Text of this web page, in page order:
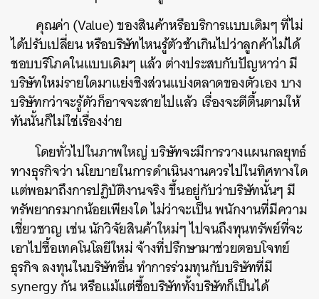
คุณค่า (Value) ของสินค้าหรือบริการแบบเดิมๆ ที่ไม่
ได้ปรับเปลี่ยน หรือบริษัทไหนรู้ตัวช้าเกินไปว่าลูกค้าไม่ได้
ชอบบริโภคในแบบเดิมๆ แล้ว ต่างประสบกับปัญหาว่า มี
บริษัทใหม่รายใดมาแย่งชิงส่วนแบ่งตลาดของตัวเอง บาง
บริษัทกว่าจะรู้ตัวก็อาจจะสายไปแล้ว เรื่องจะตีตื้นตามให้
ทันนั้นก็ไม่ใช่เรื่องง่าย
โดยทั่วไปในภาพใหญ่ บริษัทจะมีการวางแผนกลยุทธ์
ทางธุรกิจว่า นโยบายในการดำเนินงานควรไปในทิศทางใด
แต่พอมาถึงการปฏิบัติงานจริง ขึ้นอยู่กับว่าบริษัทนั้นๆ มี
ทรัพยากรมากน้อยเพียงใด ไม่ว่าจะเป็น พนักงานที่มีความ
เชี่ยวชาญ เช่น นักวิจัยสินค้าใหม่ๆ ไปจนถึงทุนทรัพย์ที่จะ
เอาไปซื้อเทคโนโลยีใหม่ จ้างที่ปรึกษามาช่วยตอบโจทย์
ธุรกิจ ลงทุนในบริษัทอื่น ทำการร่วมทุนกับบริษัทที่มี
synergy กัน หรือแม้แต่ซื้อบริษัททั้งบริษัทก็เป็นได้